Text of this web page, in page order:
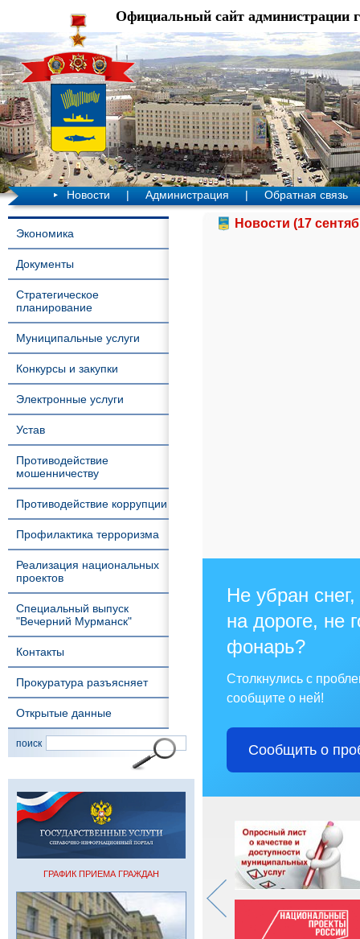
Официальный сайт администрации
Новости | Администрация | Обратная связь
Экономика
Документы
Стратегическое
планирование
Муниципальные услуги
Конкурсы и закупки
Электронные услуги
Устав
Противодействие
мошенничеству
Противодействие коррупции
Профилактика терроризма
Реализация национальных
проектов
Специальный выпуск
"Вечерний Мурманск"
Контакты
Прокуратура разъясняет
Открытые данные
поиск
ГРАФИК ПРИЕМА ГРАЖДАН
Новости (17
Не убран
на дороге, не
фонарь?
Столкнулись с
сообщите о ней!
Сообщить о